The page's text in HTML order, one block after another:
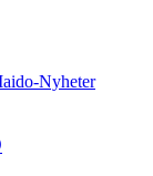
Nyheter